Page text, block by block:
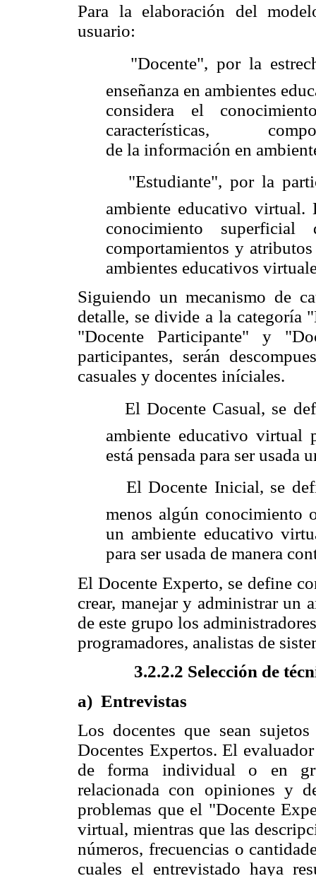
Para la elaboración del
usuario:
 "Docente", por la
enseñanza en ambientes
considera el
características,
de la información en
 "Estudiante", por la
ambiente educativo virtual.
conocimiento superficial
comportamientos y
ambientes educativos
Siguiendo un mecanismo de
detalle, se divide a la categoría
"Docente Participante" y
participantes, serán
casuales y docentes iníciales.
 El Docente Casual, se
ambiente educativo virtual
está pensada para ser usada
 El Docente Inicial, se
menos algún conocimiento
un ambiente educativo
para ser usada de manera
El Docente Experto, se define
crear, manejar y administrar un
de este grupo los
programadores, analistas de
3.2.2.2 Selección de
a) Entrevistas
Los docentes que sean
Docentes Expertos. El
de forma individual o en
relacionada con opiniones y
problemas que el "Docente
virtual, mientras que las
números, frecuencias o
cuales el entrevistado haya